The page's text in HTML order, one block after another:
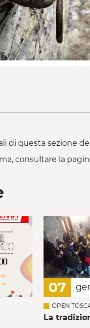
questa sezione
consultare la
07
OPEN
La